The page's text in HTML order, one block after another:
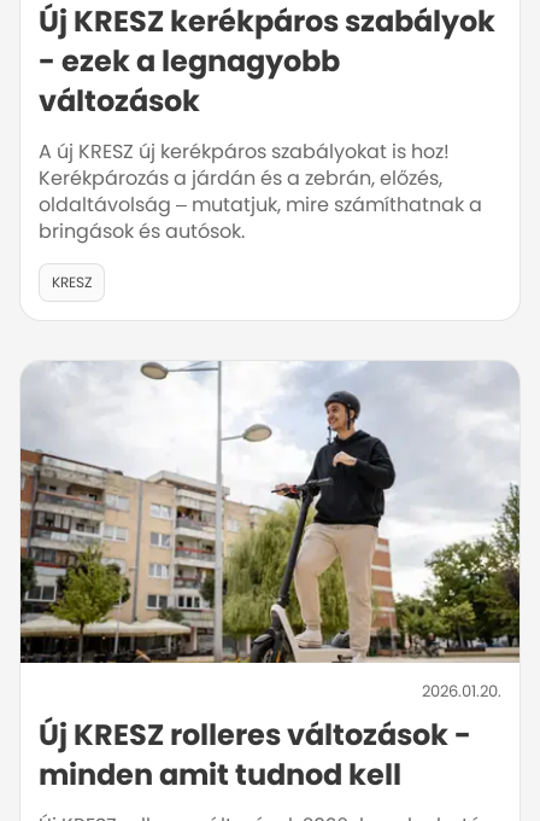
Új KRESZ kerékpáros szabályok
- ezek a legnagyobb
változások
A új KRESZ új kerékpáros szabályokat is hoz!
Kerékpározás a járdán és a zebrán, előzés,
oldaltávolság – mutatjuk, mire számíthatnak a
bringások és autósok.
KRESZ
2026.01.20.
Új KRESZ rolleres változások -
minden amit tudnod kell